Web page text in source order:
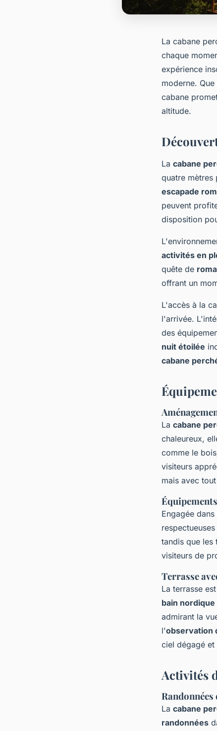
La cabane
chaque
expérience
moderne.
cabane
altitude.
La cabane
quatre mètres
escapade
peuvent
disposition
activités en
quête de
offrant un
L'accès à la
l'arrivée.
des
nuit étoilée
cabane
La cabane
chaleureux,
comme le
visiteurs
mais avec
Engagée
tandis que les
visiteurs de
Terrasse
La terrasse
bain nordique
admirant la
l'observation
ciel dégagé et
Activités
La cabane
randonnées